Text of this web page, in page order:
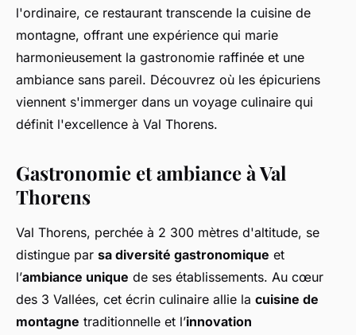
frédérique• 30 mai 2024•3 min de lecture
l'ordinaire, ce restaurant transcende la cuisine de
montagne, offrant une expérience qui marie
harmonieusement la gastronomie raffinée et une
ambiance sans pareil. Découvrez où les épicuriens
viennent s'immerger dans un voyage culinaire qui
définit l'excellence à Val Thorens.
Gastronomie et ambiance à Val
Thorens
Val Thorens, perchée à 2 300 mètres d'altitude, se
distingue par sa diversité gastronomique et
l’ambiance unique de ses établissements. Au cœur
des 3 Vallées, cet écrin culinaire allie la cuisine de
montagne traditionnelle et l’innovation